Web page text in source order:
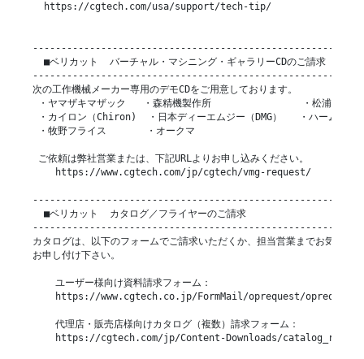
  https://cgtech.com/usa/support/tech-tip/
  ■ベリカット  バーチャル・マシニング・ギャラリーCDのご請求
次の工作機械メーカー専用のデモCDをご用意しております。
・ヤマザキマザック   ・森精機製作所                ・松浦機械製
・カイロン（Chiron)  ・日本ディーエムジー（DMG）   ・ハームレ
・牧野フライス       ・オークマ
ご依頼は弊社営業または、下記URLよりお申し込みください。
    https://www.cgtech.com/jp/cgtech/vmg-request/
  ■ベリカット  カタログ／フライヤーのご請求
カタログは、以下のフォームでご請求いただくか、担当営業までお気軽に
お申し付け下さい。
    ユーザー様向け資料請求フォーム：
https://www.cgtech.co.jp/FormMail/oprequest/
    代理店・販売店様向けカタログ（複数）請求フォーム：
https://cgtech.com/jp/Content-Downloads/